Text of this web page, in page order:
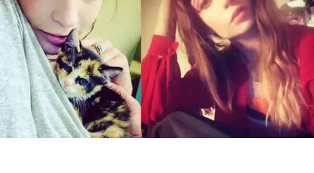
Bolu
Burdur
Bursa
Çanakkale
Çankırı